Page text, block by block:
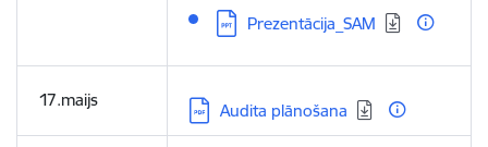
Lejupielādēt:
Prezentācija_SAM
17.maijs Lejupielādēt:
Audita plānošana